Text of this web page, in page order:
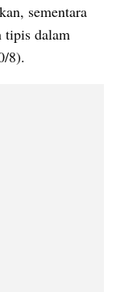
sementara
tipis dalam
8).